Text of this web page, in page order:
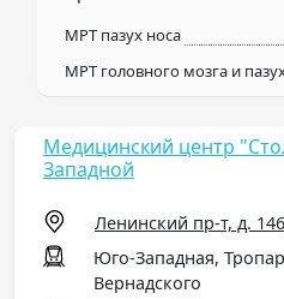
МРТ пазух носа
МРТ головного мозга и
Медицинский центр
Западной
Ленинский пр-т, д. 146
Юго-Западная,
Вернадского